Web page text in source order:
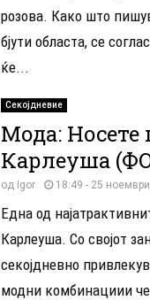
розова. Како што
бјути областа, се
ќе...
Секојдневие
Мода: Носете
Карлеуша
од Igor 18:49 - 25
Една од
Карлеуша. Со својот
секојдневно
модни комбинациии